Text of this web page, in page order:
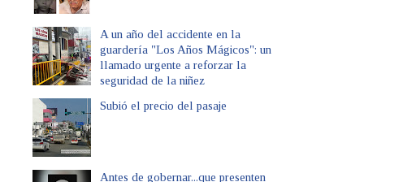
A un año del accidente en la
guardería "Los Años Mágicos": un
llamado urgente a reforzar la
seguridad de la niñez
Subió el precio del pasaje
Antes de gobernar...que presenten